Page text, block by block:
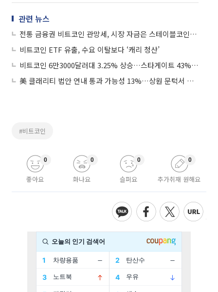
관련 뉴스
전통 금융권 비트코인 관망세, 시장 자금은 스테이블코인으로
비트코인 ETF 유출, 수요 이탈보다 ‘캐리 청산’
비트코인 6만3000달러대 3.25% 상승…스타게이트 43% 급등
美 클래리티 법안 연내 통과 가능성 13%…상원 문턱서 제동
#비트코인
좋아요
0
화나요
0
슬퍼요
0
추가취재 원해요
0